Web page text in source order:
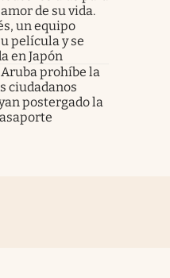
de su vida.
un equipo
película y se
en Japón
prohíbe la
ciudadanos
postergado la